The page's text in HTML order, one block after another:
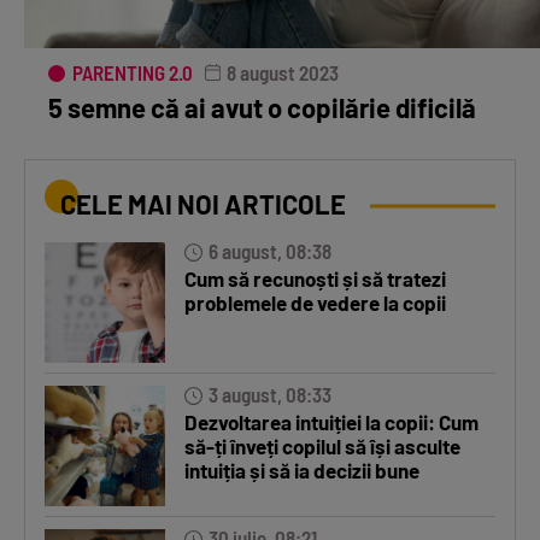
PARENTING 2.0 8 august 2023
5 semne că ai avut o copilărie dificilă
CELE MAI NOI ARTICOLE
6 august, 08:38
Cum să recunoști și să tratezi
problemele de vedere la copii
3 august, 08:33
Dezvoltarea intuiției la copii: Cum
să-ți înveți copilul să își asculte
intuiția și să ia decizii bune